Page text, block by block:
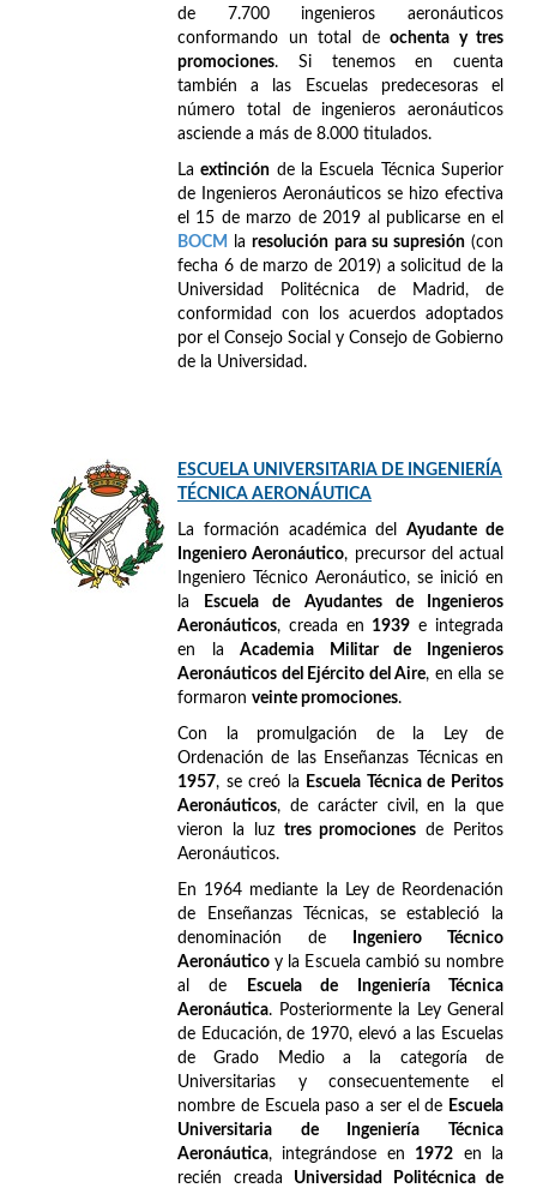
de 7.700 ingenieros aeronáuticos
conformando un total de ochenta y tres
promociones. Si tenemos en cuenta
también a las Escuelas predecesoras el
número total de ingenieros aeronáuticos
asciende a más de 8.000 titulados.
Laextinción de la Escuela Técnica Superior
de Ingenieros Aeronáuticos se hizo efectiva
el 15 de marzo de 2019 al publicarse en el
BOCM
laresolución para su supresión(con
fecha 6 de marzo de 2019) a solicitud de la
Universidad Politécnica de Madrid, de
conformidad con los acuerdos adoptados
por el Consejo Social y Consejo de Gobierno
de la Universidad.
ESCUELA UNIVERSITARIA DE INGENIERÍA
TÉCNICA AERONÁUTICA
La formación académica delAyudante de
Ingeniero Aeronáutico, precursor del actual
Ingeniero Técnico Aeronáutico, se inició en
la
Escuela de Ayudantes de Ingenieros
Aeronáuticos, creada en 1939 e integrada
en laAcademia Militar de Ingenieros
Aeronáuticos del Ejército del Aire, en ella se
formaron veinte promociones.
Con la promulgación de la Ley de
Ordenación de las Enseñanzas Técnicas en
1957, se creó la
Escuela Técnica de Peritos
Aeronáuticos, de carácter civil, en la que
vieron la luz tres promociones de Peritos
Aeronáuticos.
En 1964 mediante la Ley de Reordenación
de Enseñanzas Técnicas, se estableció la
denominación de
Ingeniero Técnico
Aeronáutico y la Escuela cambió su nombre
al de
Escuela de Ingeniería Técnica
Aeronáutica. Posteriormente la Ley General
de Educación, de 1970, elevó a las Escuelas
de Grado Medio a la categoría de
Universitarias y consecuentemente el
nombre de Escuela paso a ser el de Escuela
Universitaria de Ingeniería Técnica
Aeronáutica, integrándose en 1972 en la
recién creada Universidad Politécnica de